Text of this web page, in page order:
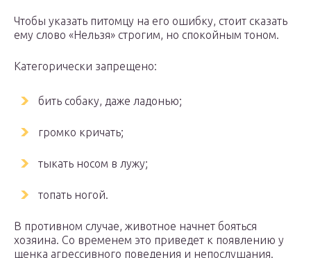
Чтобы указать питомцу на его ошибку, стоит сказать
ему слово «Нельзя» строгим, но спокойным тоном.
Категорически запрещено:
бить собаку, даже ладонью;
громко кричать;
тыкать носом в лужу;
топать ногой.
В противном случае, животное начнет бояться
хозяина. Со временем это приведет к появлению у
щенка агрессивного поведения и непослушания.